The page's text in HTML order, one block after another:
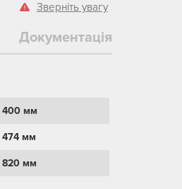
Зверніть увагу
Документація
400 мм
474 мм
820 мм